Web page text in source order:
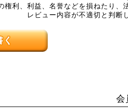
権利、利益、名誉などを損ねたり、
レビュー内容が不適切と判断
く
会